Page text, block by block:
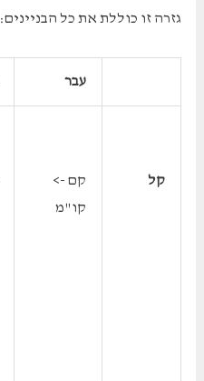
גזרה זו כוללת את כל הבניינים:
עבר
קל
קם ->
קו"מ